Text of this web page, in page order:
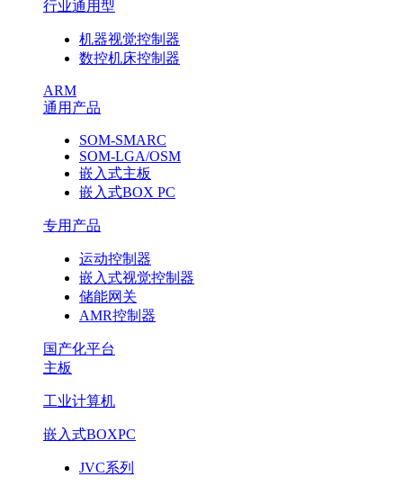
行业通用型
机器视觉控制器
数控机床控制器
ARM
通用产品
SOM-SMARC
SOM-LGA/OSM
嵌入式主板
嵌入式BOX PC
专用产品
运动控制器
嵌入式视觉控制器
储能网关
AMR控制器
国产化平台
主板
工业计算机
嵌入式BOXPC
JVC系列